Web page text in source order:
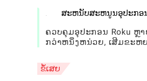
ການສະຫນັບສະຫນູນອຸປະກອ
ຄວບຄຸມອຸປະກອນ Roku ຫຼ
ກວ່າຫນຶ່ງຫນ່ວຍ, ເສີມຂະຫ
ຂໍ້ເສຍ